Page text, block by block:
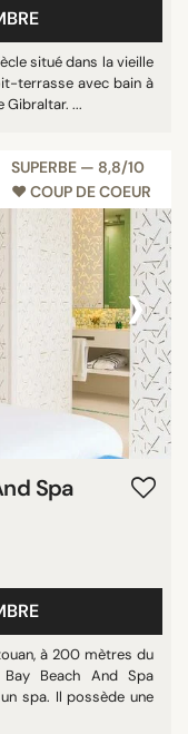
situé dans la vieille
terrasse avec bain à
...
SUPERBE — 8,8/10
♥︎ COUP DE COEUR
›
Spa
à 200 mètres du
Beach And Spa
spa. Il possède une